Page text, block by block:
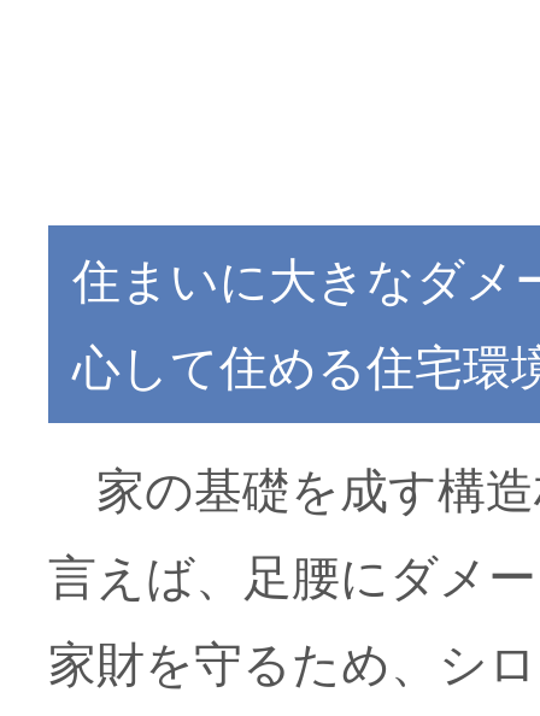
住まいに大きなダメ
心して住める住宅環
家の基礎を成す構
言えば、足腰にダメ
家財を守るため、シ